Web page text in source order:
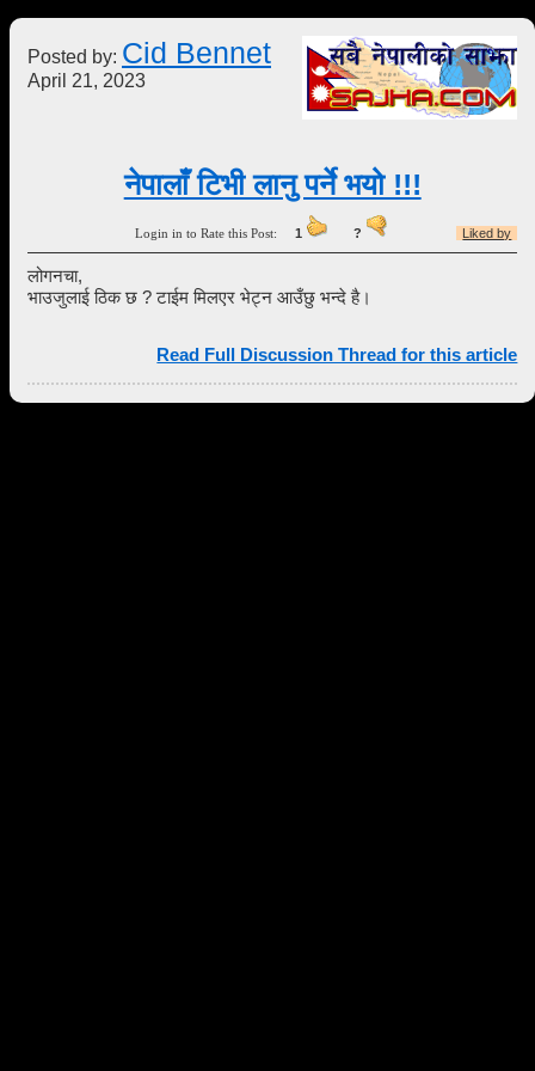
Posted by: Cid Bennet
April 21, 2023
नेपालाँ टिभी लानु पर्ने भयो !!!
Login in to Rate this Post:1 ? Liked by
लोगनचा,
भाउजुलाई ठिक छ ? टाईम मिलएर भेट्न आउँछु भन्दे है।
Read Full Discussion Thread for this article